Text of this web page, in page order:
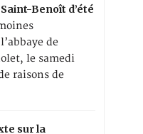
Benoît d’été
de
le samedi
raisons de
sur la